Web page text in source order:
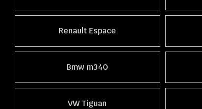
Renault Espace
Bmw m340
VW Tiguan